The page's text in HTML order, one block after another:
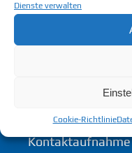
Dienste verwalten
Cookie-Richtlinie
Wir
Sie haben Fragen,
Sie das